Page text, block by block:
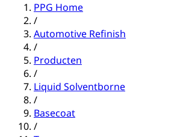
PPG Home
/
Automotive Refinish
/
Producten
/
Liquid Solventborne
/
Basecoat
/